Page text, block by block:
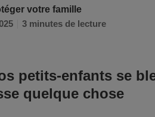
votre famille
3 minutes de lecture
petits-enfants se
quelque chose